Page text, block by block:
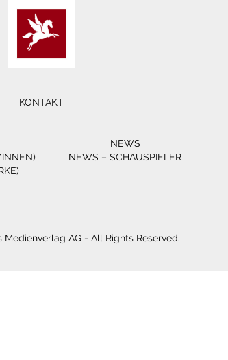
KONTAKT
NEWS
NEWS – SCHAUSPIELER
AG - All Rights Reserved.